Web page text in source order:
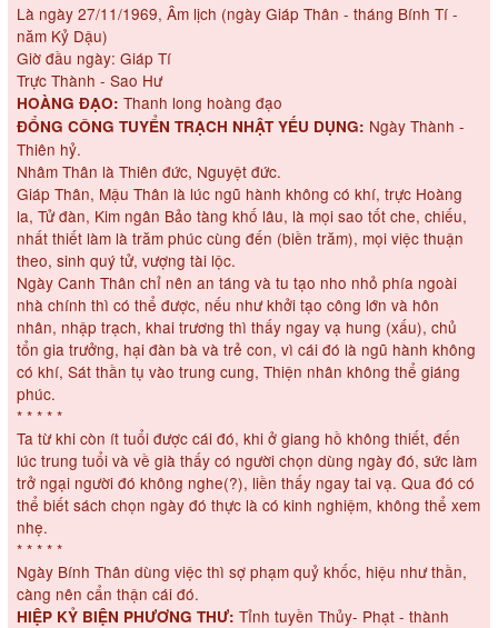
Là ngày 27/11/1969, Âm lịch (ngày Giáp Thân - tháng Bính Tí -
năm Kỷ Dậu)
Giờ đầu ngày: Giáp Tí
Trực Thành - Sao Hư
HOÀNG ĐẠO: Thanh long hoàng đạo
ĐỔNG CÔNG TUYỂN TRẠCH NHẬT YẾU DỤNG: Ngày Thành -
Thiên hỷ.
Nhâm Thân là Thiên đức, Nguyệt đức.
Giáp Thân, Mậu Thân là lúc ngũ hành không có khí, trực Hoàng
la, Tử đàn, Kim ngân Bảo tàng khố lâu, là mọi sao tốt che, chiếu,
nhất thiết làm là trăm phúc cùng đến (biền trăm), mọi việc thuận
theo, sinh quý tử, vượng tài lộc.
Ngày Canh Thân chỉ nên an táng và tu tạo nho nhỏ phía ngoài
nhà chính thì có thể được, nếu như khởi tạo công lớn và hôn
nhân, nhập trạch, khai trương thì thấy ngay vạ hung (xấu), chủ
tổn gia trưởng, hại đàn bà và trẻ con, vì cái đó là ngũ hành không
có khí, Sát thần tụ vào trung cung, Thiện nhân không thể giáng
phúc.
* * * * *
Ta từ khi còn ít tuổi được cái đó, khi ở giang hồ không thiết, đến
lúc trung tuổi và về già thấy có người chọn dùng ngày đó, sức làm
trở ngại người đó không nghe(?), liền thấy ngay tai vạ. Qua đó có
thể biết sách chọn ngày đó thực là có kinh nghiệm, không thể xem
nhẹ.
* * * * *
Ngày Bính Thân dùng việc thì sợ phạm quỷ khốc, hiệu như thần,
càng nên cẩn thận cái đó.
HIỆP KỶ BIỆN PHƯƠNG THƯ: Tỉnh tuyền Thủy- Phạt - thành